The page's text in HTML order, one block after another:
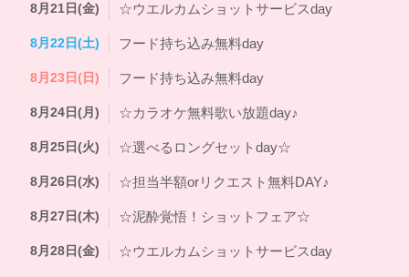
8月21日(金) ☆ウエルカムショットサービスday
8月22日(土) フード持ち込み無料day
8月23日(日) フード持ち込み無料day
8月24日(月) ☆カラオケ無料歌い放題day♪
8月25日(火) ☆選べるロングセットday☆
8月26日(水) ☆担当半額orリクエスト無料DAY♪
8月27日(木) ☆泥酔覚悟！ショットフェア☆
8月28日(金) ☆ウエルカムショットサービスday